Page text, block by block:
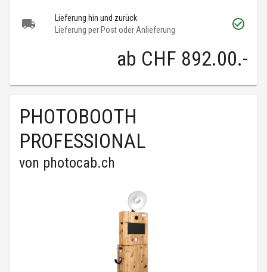
Lieferung hin und zurück
Lieferung per Post oder Anlieferung
ab CHF 892.00.-
PHOTOBOOTH
PROFESSIONAL
von photocab.ch